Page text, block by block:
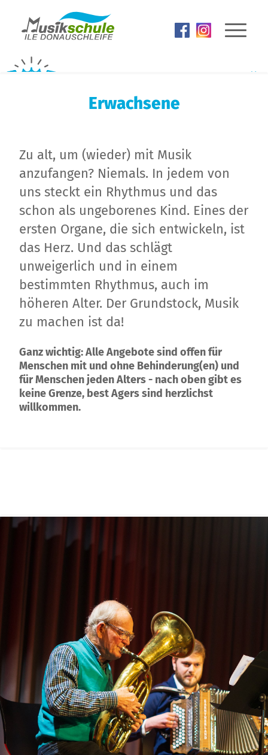
Erwachsene
Zu alt, um (wieder) mit Musik
anzufangen? Niemals. In jedem von
uns steckt ein Rhythmus und das
schon als ungeborenes Kind. Eines der
ersten Organe, die sich entwickeln, ist
das Herz. Und das schlägt
unweigerlich und in einem
bestimmten Rhythmus, auch im
höheren Alter. Der Grundstock, Musik
zu machen ist da!
Ganz wichtig: Alle Angebote sind offen für
Menschen mit und ohne Behinderung(en) und
für Menschen jeden Alters - nach oben gibt es
keine Grenze, best Agers sind herzlichst
willkommen.